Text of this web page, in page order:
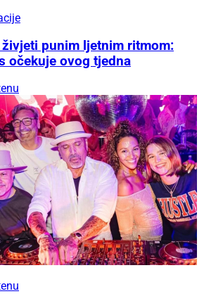
punim ljetnim ritmom:
očekuje ovog tjedna